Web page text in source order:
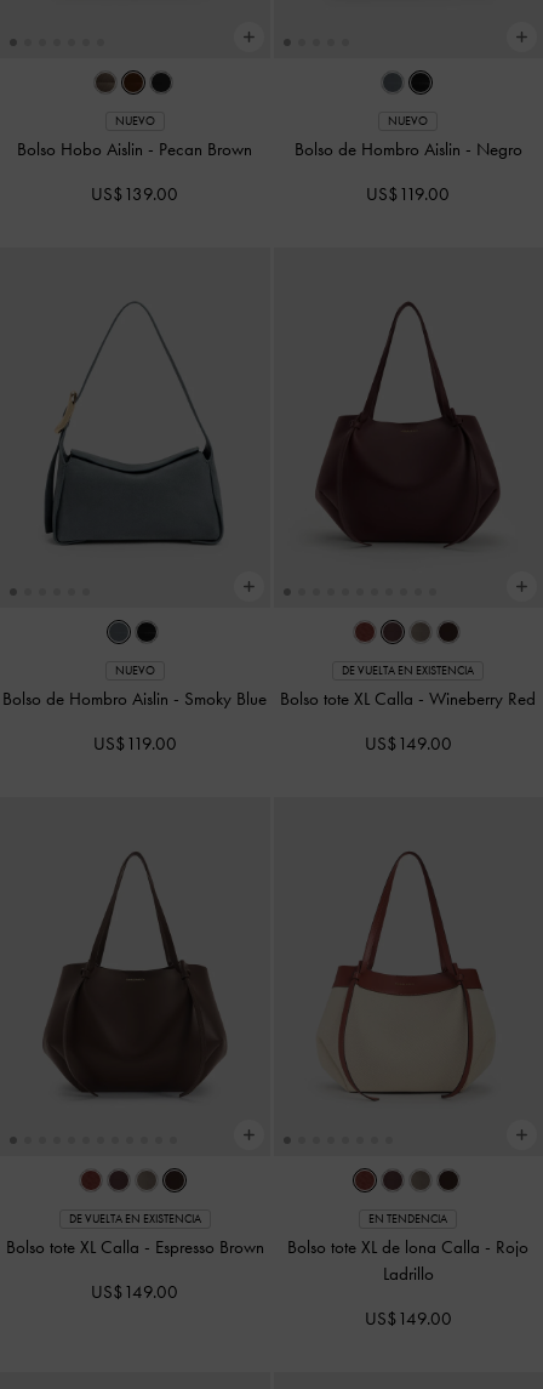
NUEVO
Bolso Hobo Aislin - Pecan Brown
US$139.00
NUEVO
Bolso de Hombro Aislin - Negro
US$119.00
NUEVO
Bolso de Hombro Aislin - Smoky Blue
US$119.00
DE VUELTA EN EXISTENCIA
Bolso tote XL Calla -Wineberry Red
US$149.00
DE VUELTA EN EXISTENCIA
Bolso tote XL Calla - Espresso Brown
US$149.00
EN TENDENCIA
Bolso tote XL de lona Calla - Rojo
Ladrillo
US$149.00